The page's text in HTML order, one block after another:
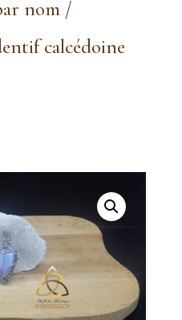
nom/
calcédoine